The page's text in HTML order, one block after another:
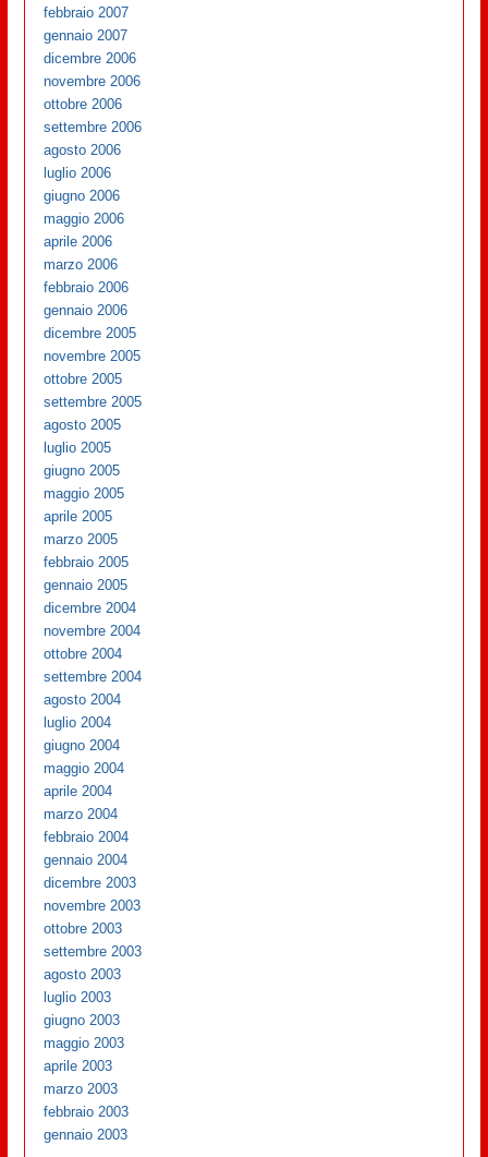
febbraio 2007
gennaio 2007
dicembre 2006
novembre 2006
ottobre 2006
settembre 2006
agosto 2006
luglio 2006
giugno 2006
maggio 2006
aprile 2006
marzo 2006
febbraio 2006
gennaio 2006
dicembre 2005
novembre 2005
ottobre 2005
settembre 2005
agosto 2005
luglio 2005
giugno 2005
maggio 2005
aprile 2005
marzo 2005
febbraio 2005
gennaio 2005
dicembre 2004
novembre 2004
ottobre 2004
settembre 2004
agosto 2004
luglio 2004
giugno 2004
maggio 2004
aprile 2004
marzo 2004
febbraio 2004
gennaio 2004
dicembre 2003
novembre 2003
ottobre 2003
settembre 2003
agosto 2003
luglio 2003
giugno 2003
maggio 2003
aprile 2003
marzo 2003
febbraio 2003
gennaio 2003